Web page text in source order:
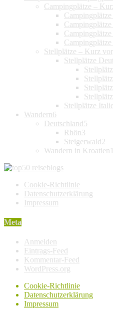
Campingplätze –
Stellplätze – Kurz
Stellplätze
Stellplätze
Wandern6
Deutschland5
Rhön3
Steigerwald2
Wandern in Kroatien 1
Cookie-Richtlinie
Datenschutzerklärung
Impressum
Meta
Anmelden
Eintrags-Feed
Kommentar-Feed
WordPress.org
Cookie-Richtlinie
Datenschutzerklärung
Impressum